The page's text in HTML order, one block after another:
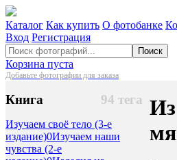
Каталог Как купить О фотобанке
Вход Регистрация
Поиск
Корзина пуста
Добавьте фотографии для заказа
94 тега
Книга
Изучаем своё тело (3-е
издание)0Изучаем наши
чувства (2-е
Из